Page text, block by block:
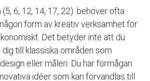
6, 12, 14, 17, 22): behöver ofta
form av kreativ verksamhet för
Det betyder inte att du
till klassiska områden som
eller måleri. Du har förmågan
idéer som kan förvandlas till